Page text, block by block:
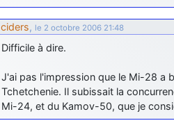
ciders, le 2 octobre 2006 21:48
Difficile à dire.
J'ai pas l'impression que le Mi-28 a
Tchetchenie. Il subissait la
Mi-24, et du Kamov-50, que je